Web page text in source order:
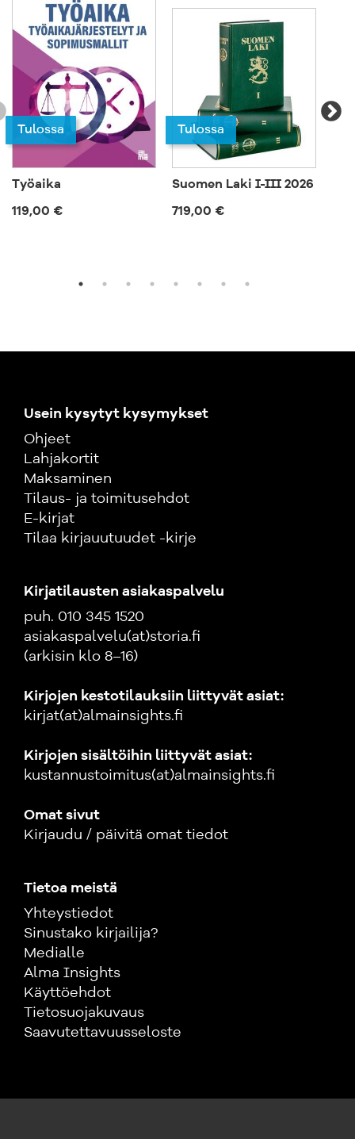
Tulossa
Työaika
119,00 €
Tulossa
Suomen Laki I-III 2026
719,00 €
Usein kysytyt kysymykset
Ohjeet
Lahjakortit
Maksaminen
Tilaus- ja toimitusehdot
E-kirjat
Tilaa kirjauutuudet -kirje
Kirjatilausten asiakaspalvelu
puh. 010 345 1520
asiakaspalvelu(at)storia.fi
(arkisin klo 8–16)
Kirjojen kestotilauksiin liittyvät asiat:
kirjat(at)almainsights.fi
Kirjojen sisältöihin liittyvät asiat:
kustannustoimitus(at)almainsights.fi
Omat sivut
Kirjaudu / päivitä omat tiedot
Tietoa meistä
Yhteystiedot
Sinustako kirjailija?
Medialle
Alma Insights
Käyttöehdot
Tietosuojakuvaus
Saavutettavuusseloste